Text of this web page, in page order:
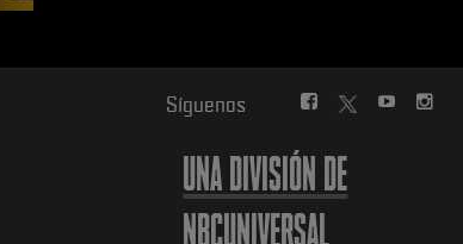
Síguenos
FACEBOOK
YOUTUBE
UNA DIVISIÓN DE
NBCUNIVERSAL